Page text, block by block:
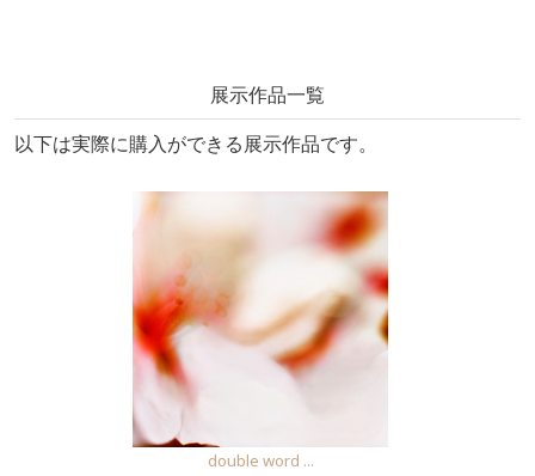
展示作品一覧
以下は実際に購入ができる展示作品です。
double word ...